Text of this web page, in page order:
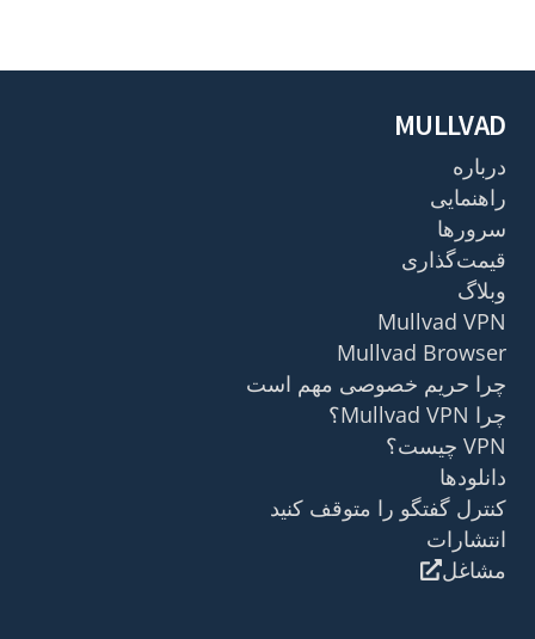
MULLVAD
درباره
راهنمایی
سرورها
قیمت‌گذاری
وبلاگ
Mullvad VPN
Mullvad Browser
چرا حریم خصوصی مهم است
چرا Mullvad VPN؟
VPN چیست؟
دانلودها
کنترل گفتگو را متوقف کنید
انتشارات
مشاغل